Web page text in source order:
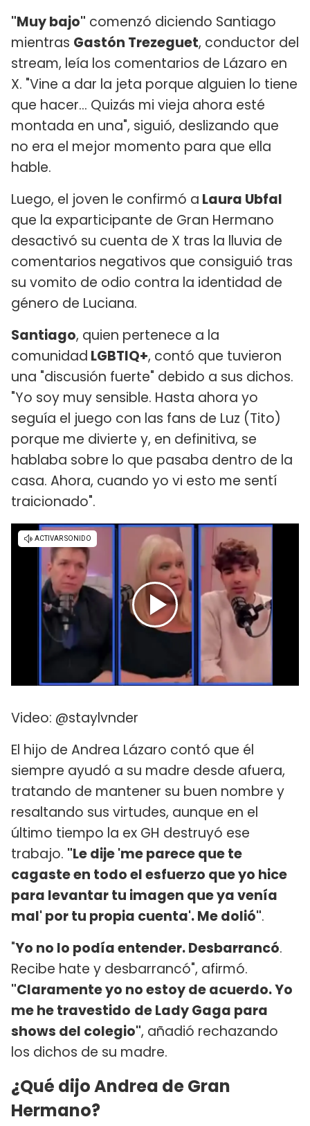
"Muy bajo" comenzó diciendo Santiago
mientras Gastón Trezeguet, conductor del
stream, leía los comentarios de Lázaro en
X. "Vine a dar la jeta porque alguien lo tiene
que hacer... Quizás mi vieja ahora esté
montada en una", siguió, deslizando que
no era el mejor momento para que ella
hable.
Luego, el joven le confirmó a Laura Ubfal
que la exparticipante de Gran Hermano
desactivó su cuenta de X tras la lluvia de
comentarios negativos que consiguió tras
su vomito de odio contra la identidad de
género de Luciana.
Santiago, quien pertenece a la
comunidad LGBTIQ+, contó que tuvieron
una "discusión fuerte" debido a sus dichos.
"Yo soy muy sensible. Hasta ahora yo
seguía el juego con las fans de Luz (Tito)
porque me divierte y, en definitiva, se
hablaba sobre lo que pasaba dentro de la
casa. Ahora, cuando yo vi esto me sentí
traicionado".
Video: @staylvnder
El hijo de Andrea Lázaro contó que él
siempre ayudó a su madre desde afuera,
tratando de mantener su buen nombre y
resaltando sus virtudes, aunque en el
último tiempo la ex GH destruyó ese
trabajo. "Le dije 'me parece que te
cagaste en todo el esfuerzo que yo hice
para levantar tu imagen que ya venía
mal' por tu propia cuenta'. Me dolió".
"Yo no lo podía entender. Desbarrancó.
Recibe hate y desbarrancó", afirmó.
"Claramente yo no estoy de acuerdo. Yo
me he travestido de Lady Gaga para
shows del colegio", añadió rechazando
los dichos de su madre.
¿Qué dijo Andrea de Gran
Hermano?